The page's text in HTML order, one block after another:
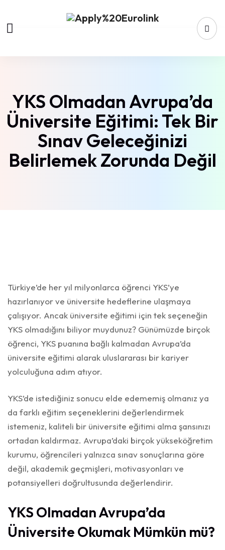
YKS Olmadan Avrupa’da
Üniversite Eğitimi: Tek Bir
Sınav Geleceğinizi
Belirlemek Zorunda Değil
Türkiye’de her yıl milyonlarca öğrenci YKS’ye
hazırlanıyor ve üniversite hedeflerine ulaşmaya
çalışıyor. Ancak üniversite eğitimi için tek seçeneğin
YKS olmadığını biliyor muydunuz? Günümüzde birçok
öğrenci, YKS puanına bağlı kalmadan Avrupa’da
üniversite eğitimi alarak uluslararası bir kariyer
yolculuğuna adım atıyor.
YKS’de istediğiniz sonucu elde edememiş olmanız ya
da farklı eğitim seçeneklerini değerlendirmek
istemeniz, kaliteli bir üniversite eğitimi alma şansınızı
ortadan kaldırmaz. Avrupa’daki birçok yükseköğretim
kurumu, öğrencileri yalnızca sınav sonuçlarına göre
değil, akademik geçmişleri, motivasyonları ve
potansiyelleri doğrultusunda değerlendirir.
YKS Olmadan Avrupa’da
Üniversite Okumak Mümkün mü?